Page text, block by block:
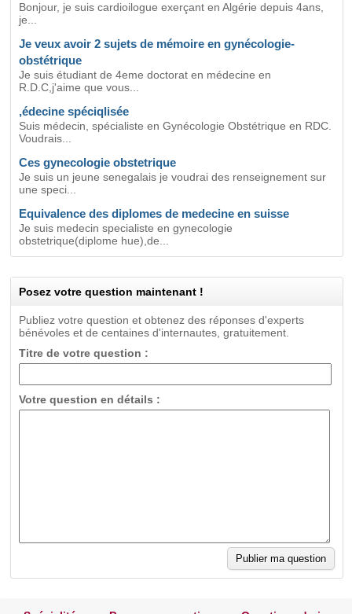
Bonjour, je suis cardioilogue exerçant en Algérie depuis 4ans,
je...
Je veux avoir 2 sujets de mémoire en gynécologie-
obstétrique
Je suis étudiant de 4eme doctorat en médecine en
R.D.C,j'aime que vous...
,édecine spéciqlisée
Suis médecin, spécialiste en Gynécologie Obstétrique en RDC.
Voudrais...
Ces gynecologie obstetrique
Je suis un jeune senegalais je voudrai des renseignement sur
une speci...
Equivalence des diplomes de medecine en suisse
Je suis medecin specialiste en gynecologie
obstetrique(diplome hue),de...
Posez votre question maintenant !
Publiez votre question et obtenez des réponses d'experts
bénévoles et de centaines d'internautes, gratuitement.
Titre de votre question :
Votre question en détails :